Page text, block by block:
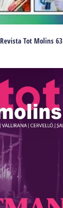
Revista Tot Molins 63